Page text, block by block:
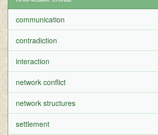
communication
contradiction
interaction
network conflict
network structures
settlement